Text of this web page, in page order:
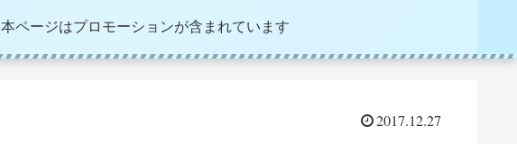
本ページはプロモーションが含まれています
2017.12.27